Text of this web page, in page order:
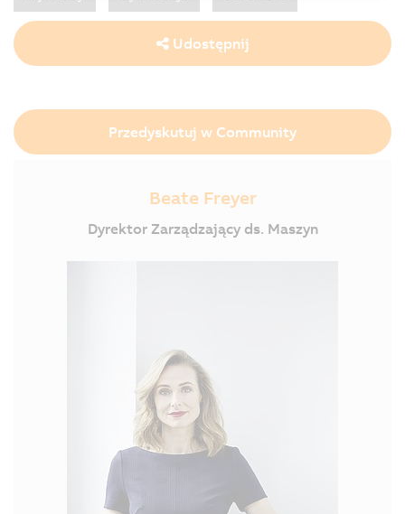
Udostępnij
Przedyskutuj w Community
Beate Freyer
Dyrektor Zarządzający ds. Maszyn